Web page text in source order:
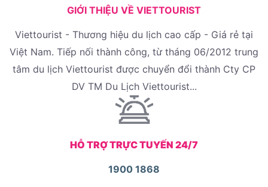
GIỚI THIỆU VỀ VIETTOURIST
Viettourist - Thương hiệu du lịch cao cấp - Giá rẻ tại
Việt Nam. Tiếp nối thành công, từ tháng 06/2012 trung
tâm du lịch Viettourist được chuyển đổi thành Cty CP
DV TM Du Lịch Viettourist...
HỖ TRỢ TRỰC TUYẾN 24/7
1900 1868